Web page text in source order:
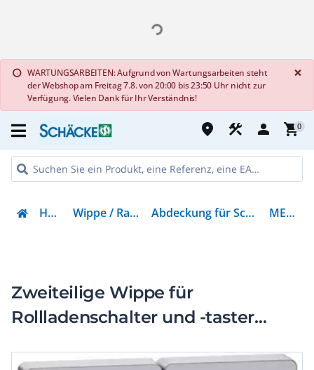
info WARTUNGSARBEITEN: Aufgrund von Wartungsarbeiten steht
der Webshop am Freitag 7.8. von 20:00 bis 23:50 Uhr nicht zur
Verfügung. Vielen Dank für Ihr Verständnis!
×
place construction person shopping_cart0
Haustechnik Wippe / Rahmen / Abdeckungen Abdeckung für Schalter, Taster, Dimmer, Jalousie MEG3855-6036
Zweiteilige Wippe für
Rollladenschalter und -taster